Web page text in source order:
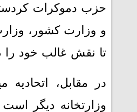
حزب دموکرات
و وزارت کشور،
تا نقش غالب خود را
در مقابل،
وزارتخانه دیگر